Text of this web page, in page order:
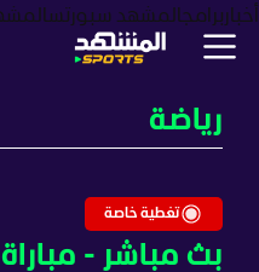
أخبار برامجالمشهد سبورتس
رياضة
تغطية خاصة
بث مباشر -